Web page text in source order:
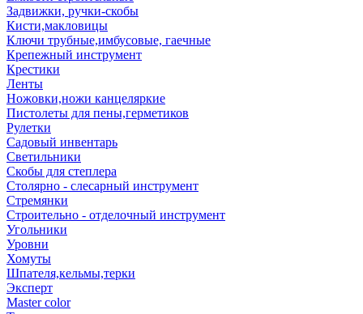
Задвижки, ручки-скобы
Кисти,макловицы
Ключи трубные,имбусовые, гаечные
Крепежный инструмент
Крестики
Ленты
Ножовки,ножи канцеляркие
Пистолеты для пены,герметиков
Рулетки
Садовый инвентарь
Светильники
Скобы для степлера
Столярно - слесарный инструмент
Стремянки
Строительно - отделочный инструмент
Угольники
Уровни
Хомуты
Шпателя,кельмы,терки
Эксперт
Master color